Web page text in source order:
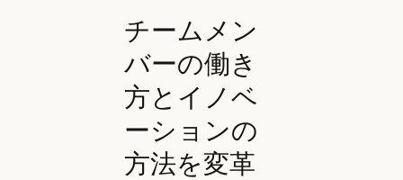
チームメン
バーの働き
方とイノベ
ーションの
方法を変革